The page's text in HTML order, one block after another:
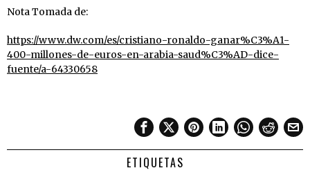
Nota Tomada de:
https://www.dw.com/es/cristiano-ronaldo-ganar%C3%A1-
400-millones-de-euros-en-arabia-saud%C3%AD-dice-
fuente/a-64330658
ETIQUETAS